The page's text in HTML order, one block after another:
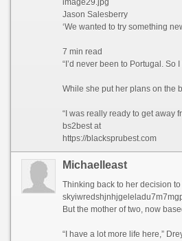
image29.jpg
Jason Salesberry
‘We wanted to try something new’: This US family moved to
7 min read
“I’d never been to Portugal. So I had no way of doing a scouting trip or anything,” she says. “I thought,
While she put her plans on the back burner for a while, Dreyfuss says that the Covid-19
“I was really ready to get away from the political
bs2best at
https://blacksprubest.com
Michaelleast
But the mother of two, now based in the coastal city of Porto, famous for its Port wine and
“I have a lot more life here,” Dreyfuss, who is originally from Texas, tells CNN Travel, before blissfully describing her frequent trips to local